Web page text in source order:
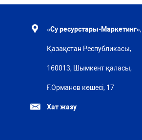
«Су ресурстары-Маркетинг»,
Қазақстан Республикасы,
160013, Шымкент қаласы,
Ғ.Орманов көшесі, 17
Хат жазу